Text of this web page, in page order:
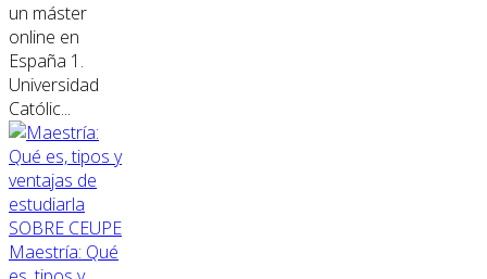
un máster
online en
España 1.
Universidad
Católic...
SOBRE CEUPE
Maestría: Qué